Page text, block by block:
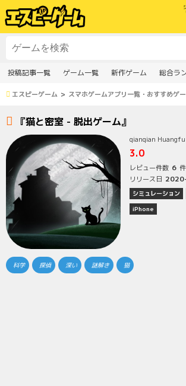
投稿記事一覧 ゲーム一覧 新作ゲーム 総合ラ
エスピーゲーム スマホゲームアプリ一覧・おすすめゲ
『猫と密室 - 脱出ゲーム』
qianqian Huangfu
3.0
レビュー件数 6 件
リリース日
シミュレーション
iPhone
科学 探偵 深い 謎解き 猫